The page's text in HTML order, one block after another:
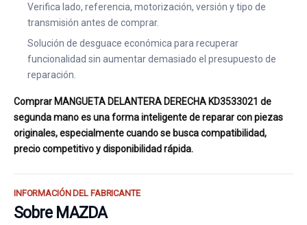
Verifica lado, referencia, motorización, versión y tipo de
transmisión antes de comprar.
Solución de desguace económica para recuperar
funcionalidad sin aumentar demasiado el presupuesto de
reparación.
Comprar MANGUETA DELANTERA DERECHA KD3533021 de
segunda mano es una forma inteligente de reparar con piezas
originales, especialmente cuando se busca compatibilidad,
precio competitivo y disponibilidad rápida.
INFORMACIÓN DEL FABRICANTE
Sobre MAZDA